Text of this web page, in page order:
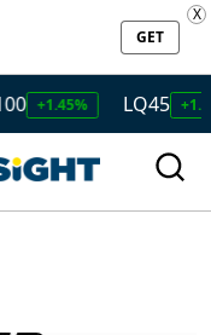
GET
X
LQ45 +1.50% ISSI